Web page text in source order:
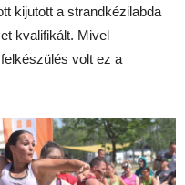
kijutott a strandkézilabda
kvalifikált. Mivel
volt ez a